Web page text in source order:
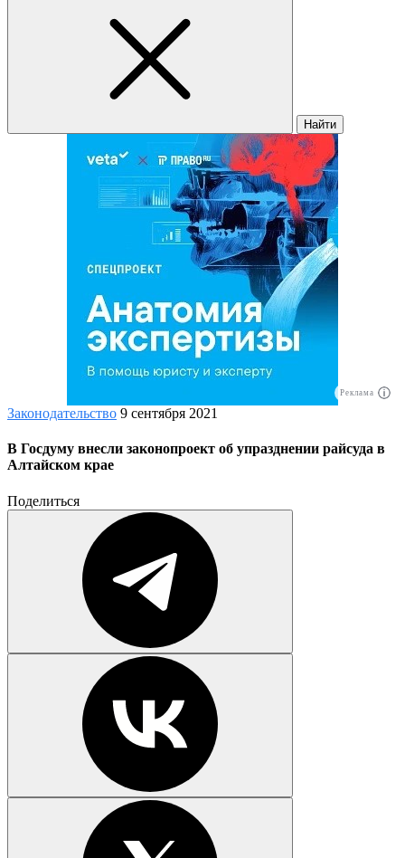
Найти
Реклама
Законодательство 9 сентября 2021
В Госдуму внесли законопроект об упразднении райсуда в
Алтайском крае
Поделиться